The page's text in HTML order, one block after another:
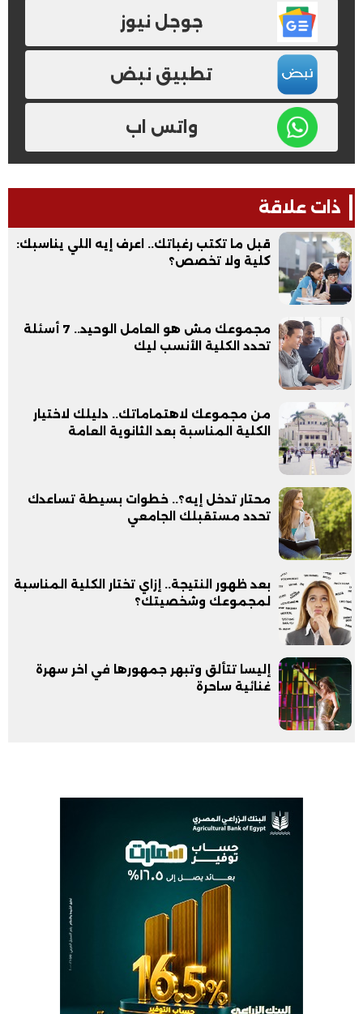
جوجل نيوز
تطبيق نبض
واتس اب
ذات علاقة
قبل ما تكتب رغباتك.. اعرف إيه اللي يناسبك:
كلية ولا تخصص؟
مجموعك مش هو العامل الوحيد.. 7 أسئلة
تحدد الكلية الأنسب ليك
من مجموعك لاهتماماتك.. دليلك لاختيار
الكلية المناسبة بعد الثانوية العامة
محتار تدخل إيه؟.. خطوات بسيطة تساعدك
تحدد مستقبلك الجامعي
بعد ظهور النتيجة.. إزاي تختار الكلية المناسبة
لمجموعك وشخصيتك؟
إليسا تتألق وتبهر جمهورها في اخر سهرة
غنائية ساحرة